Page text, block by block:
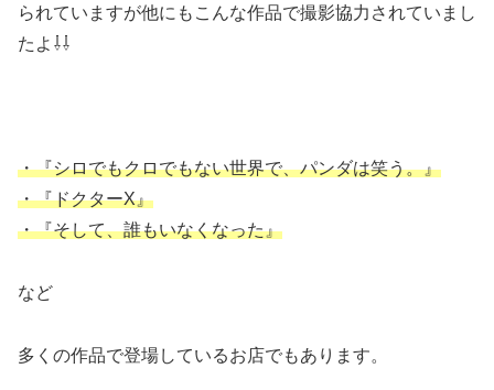
られていますが他にもこんな作品で撮影協力されていまし
たよ⇩⇩
・『シロでもクロでもない世界で、パンダは笑う。』
・『ドクターX』
・『そして、誰もいなくなった』
など
多くの作品で登場しているお店でもあります。